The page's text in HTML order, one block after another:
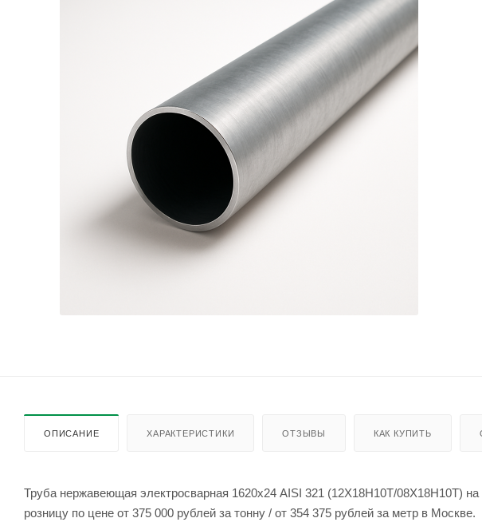
ОПИСАНИЕ ХАРАКТЕРИСТИКИ ОТЗЫВЫ КАК КУПИТЬ
Труба нержавеющая электросварная 1620х24 AISI 321 (12Х18Н10Т/08Х18Н10Т)
розницу по цене от 375 000 рублей за тонну / от 354 375 рублей за метр в Москве.